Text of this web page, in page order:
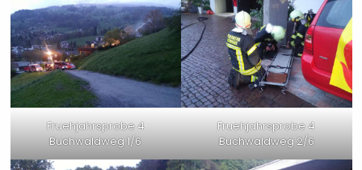
Fruehjahrsprobe 4
Buchwaldweg 1/6
Fruehjahrsprobe 4
Buchwaldweg 2/6